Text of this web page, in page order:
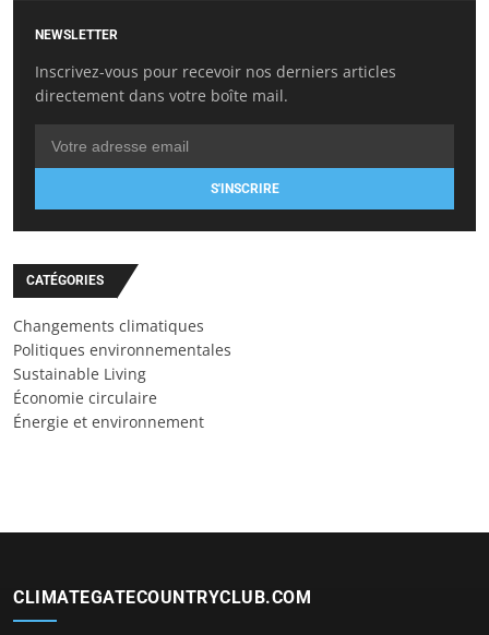
NEWSLETTER
Inscrivez-vous pour recevoir nos derniers articles
directement dans votre boîte mail.
S'INSCRIRE
CATÉGORIES
Changements climatiques
Politiques environnementales
Sustainable Living
Économie circulaire
Énergie et environnement
CLIMATEGATECOUNTRYCLUB.COM